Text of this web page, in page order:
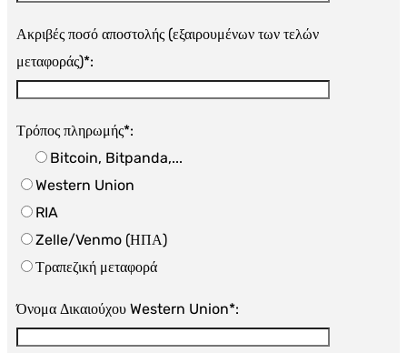
Ακριβές ποσό αποστολής (εξαιρουμένων των τελών
μεταφοράς)*:
Τρόπος πληρωμής*:
Bitcoin, Bitpanda,...
Western Union
RIA
Zelle/Venmo (ΗΠΑ)
Τραπεζική μεταφορά
Όνομα Δικαιούχου Western Union*: